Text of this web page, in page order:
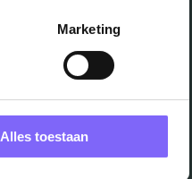
Marketing
Alles toestaan